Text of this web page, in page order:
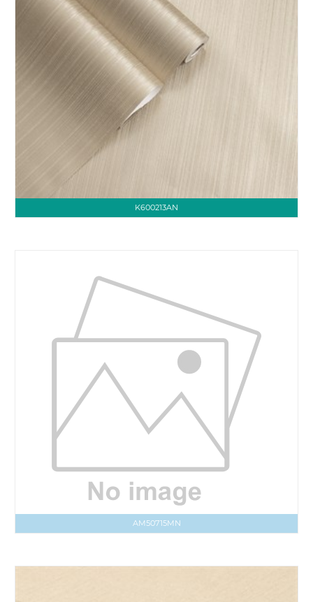
K600213AN
AM50715MN